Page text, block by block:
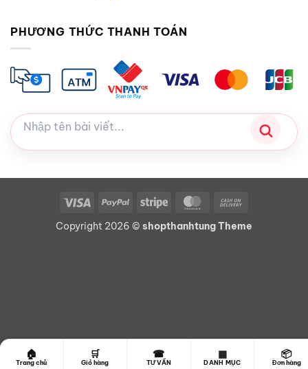
PHƯƠNG THỨC THANH TOÁN
Visa PayPal Stripe MasterCard
Delivery
Copyright 2026 © shopthanhtung Theme
🏠
Trang chủ
🛒
Giỏ hàng
☎
TƯ VẤN
▦
DANH MỤC
📦
Đơn hàng